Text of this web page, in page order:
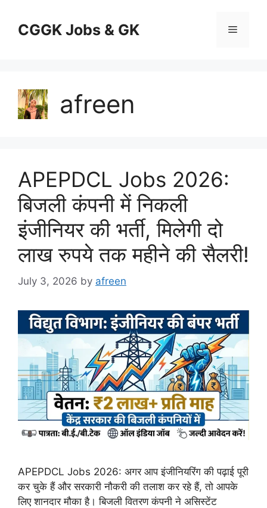
contentCGGK Jobs & GK Menu
afreen
APEPDCL Jobs 2026:
बिजली कंपनी में निकली
इंजीनियर की भर्ती, मिलेगी दो
लाख रुपये तक महीने की सैलरी!
July 3, 2026 by afreen
APEPDCL Jobs 2026: अगर आप इंजीनियरिंग की पढ़ाई पूरी
कर चुके हैं और सरकारी नौकरी की तलाश कर रहे हैं, तो आपके
लिए शानदार मौका है। बिजली वितरण कंपनी ने असिस्टेंट